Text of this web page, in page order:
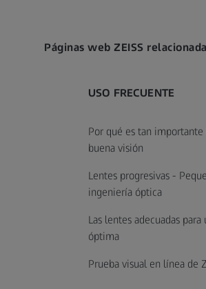
Páginas web ZEISS
USO FRECUENTE
Por qué es tan
buena visión
Lentes progresivas -
ingeniería óptica
Las lentes adecuadas para
óptima
Prueba visual en línea de